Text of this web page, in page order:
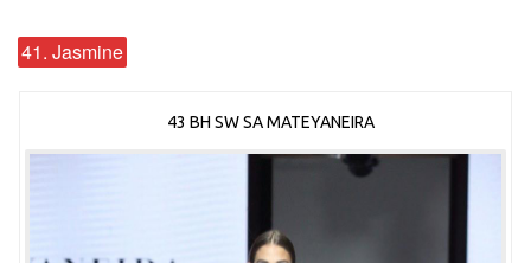
41. Jasmine
43 BH SW SA MATEYANEIRA